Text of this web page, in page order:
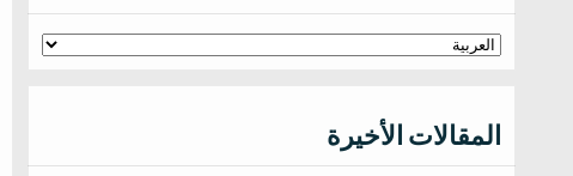
المقالات الأخيرة